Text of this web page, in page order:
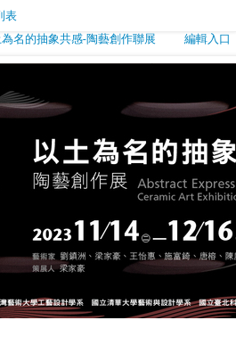
表
名的抽象共感-陶藝創作聯展
編輯入口